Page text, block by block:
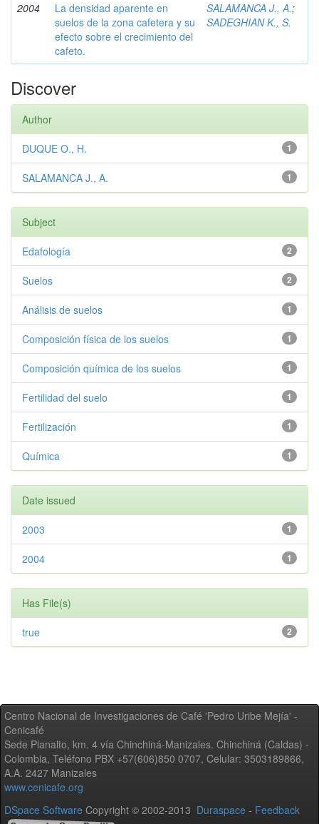
2004
La densidad aparente en
suelos de la zona cafetera y su
efecto sobre el crecimiento del
cafeto.
SALAMANCA J., A.;
SADEGHIAN K., S.
Discover
Author
1
DUQUE O., H.
1
SALAMANCA J., A.
Subject
2
Edafología
2
Suelos
1
Análisis de suelos
1
Composición física de los suelos
1
Composición química de los suelos
1
Fertilidad del suelo
1
Fertilización
1
Química
Date issued
1
2003
1
2004
Has File(s)
2
true
Centro Nacional de Investigaciones de Café 'Pedro Uribe Mejía' -
Cenicafé
Sede Planalto, km. 4 vía Chinchiná-Manizales. Chinchiná (Caldas) -
Colombia, Teléfono PBX +57(606)850 0707, Celular: 3503189866,
A.A. 2427 Manizales
www.cenicafe.org
DSpace Software Copyright © 2002-2013 Duraspace - Feedback